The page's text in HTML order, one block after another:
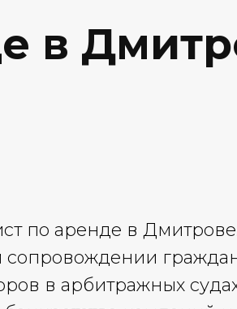
в
по аренде в
в арбитражных